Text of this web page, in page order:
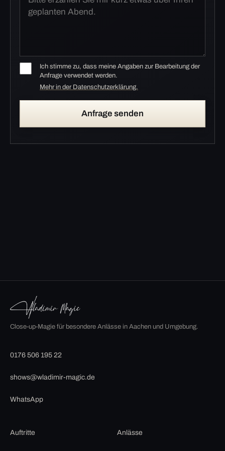
Ich stimme zu, dass meine Angaben zur Bearbeitung der
Anfrage verwendet werden.
Mehr in der Datenschutzerklärung.
Anfrage senden
Close-up-Magie für besondere Anlässe in Aachen und Umgebung.
0176 506 195 22
shows@wladimir-magic.de
WhatsApp
Auftritte Anlässe